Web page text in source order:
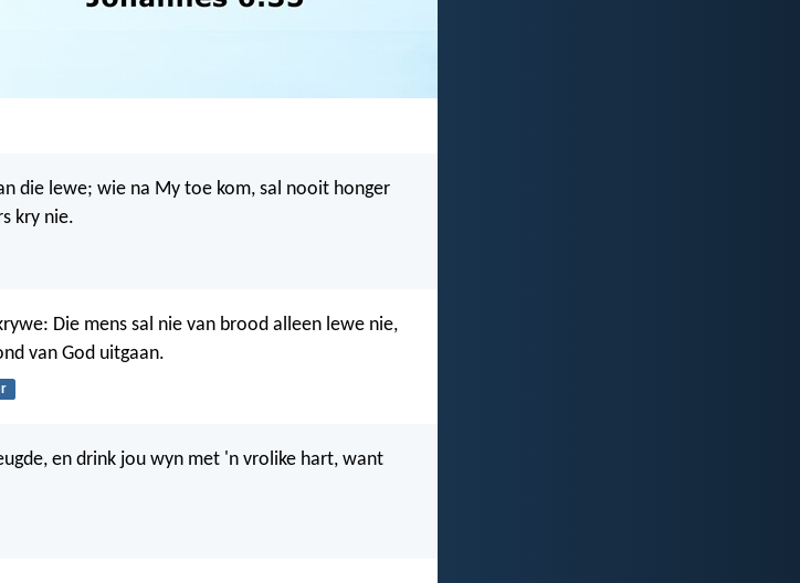
die lewe; wie na My toe kom, sal nooit honger
kry nie.
Die mens sal nie van brood alleen lewe nie,
van God uitgaan.
en drink jou wyn met 'n vrolike hart, want